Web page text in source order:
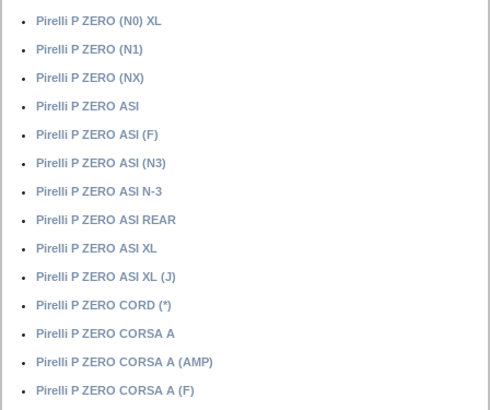
Pirelli P ZERO (N0) XL
Pirelli P ZERO (N1)
Pirelli P ZERO (NX)
Pirelli P ZERO ASI
Pirelli P ZERO ASI (F)
Pirelli P ZERO ASI (N3)
Pirelli P ZERO ASI N-3
Pirelli P ZERO ASI REAR
Pirelli P ZERO ASI XL
Pirelli P ZERO ASI XL (J)
Pirelli P ZERO CORD (*)
Pirelli P ZERO CORSA A
Pirelli P ZERO CORSA A (AMP)
Pirelli P ZERO CORSA A (F)